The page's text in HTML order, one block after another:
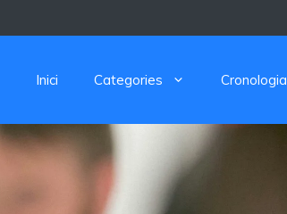
Inici Categories Cronologia